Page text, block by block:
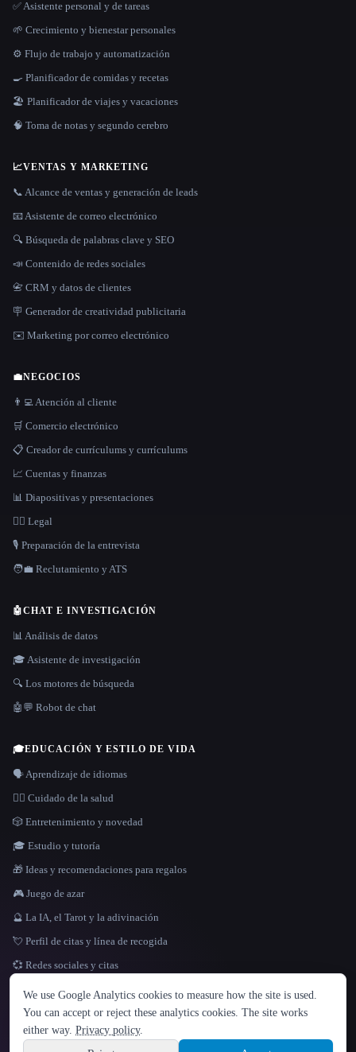
IDIOMA
English español Français Русский 简体中文
Hindi
✅ Asistente personal y de tareas
🌱 Crecimiento y bienestar personales
⚙️ Flujo de trabajo y automatización
🍳 Planificador de comidas y recetas
🏖 Planificador de viajes y vacaciones
🧠 Toma de notas y segundo cerebro
📈VENTAS Y MARKETING
📞 Alcance de ventas y generación de leads
📧 Asistente de correo electrónico
🔍 Búsqueda de palabras clave y SEO
📣 Contenido de redes sociales
📇 CRM y datos de clientes
🪧 Generador de creatividad publicitaria
✉️ Marketing por correo electrónico
💼NEGOCIOS
👨‍💻 Atención al cliente
🛒 Comercio electrónico
📋 Creador de currículums y currículums
📈 Cuentas y finanzas
📊 Diapositivas y presentaciones
👩‍⚖️ Legal
🎙️ Preparación de la entrevista
🧑‍💼 Reclutamiento y ATS
🤖CHAT E INVESTIGACIÓN
📊 Análisis de datos
🎓 Asistente de investigación
🔍 Los motores de búsqueda
🤖💬 Robot de chat
🎓EDUCACIÓN Y ESTILO DE VIDA
🗣️ Aprendizaje de idiomas
👩‍⚕️ Cuidado de la salud
🎲 Entretenimiento y novedad
🎓 Estudio y tutoría
🎁 Ideas y recomendaciones para regalos
🎮 Juego de azar
🔮 La IA, el Tarot y la adivinación
💘 Perfil de citas y línea de recogida
💞 Redes sociales y citas
Site information
© 2026 That AI Collection. Todos los derechos reservados.
Built with Metatron ★
We use Google Analytics cookies to measure how the site is used.
You can accept or reject these analytics cookies. The site works
either way. Privacy policy.